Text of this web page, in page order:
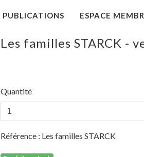
PUBLICATIONS ESPACE
Les familles STARCK -
Quantité
Référence : Les familles STARCK